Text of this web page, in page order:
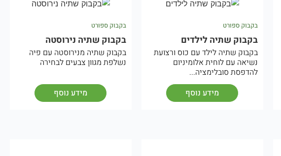
בקבוק ספורט
בקבוק שתיה לילדים
בקבוק שתיה לילד עם כוס ורצועת
נשיאה עם לוחית אלומיניום
להדפסת סובלימציה...
מידע נוסף
בקבוק ספורט
בקבוק שתיה נירוסטה
בקבוק שתיה מנירוסטה עם פיה
נשלפת מגוון צבעים לבחירה
מידע נוסף